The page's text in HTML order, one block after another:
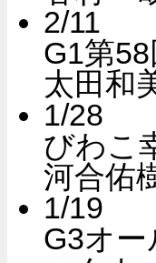
2/11
G1第
太田和
1/28
びわこ
河合佑
1/19
G3オ